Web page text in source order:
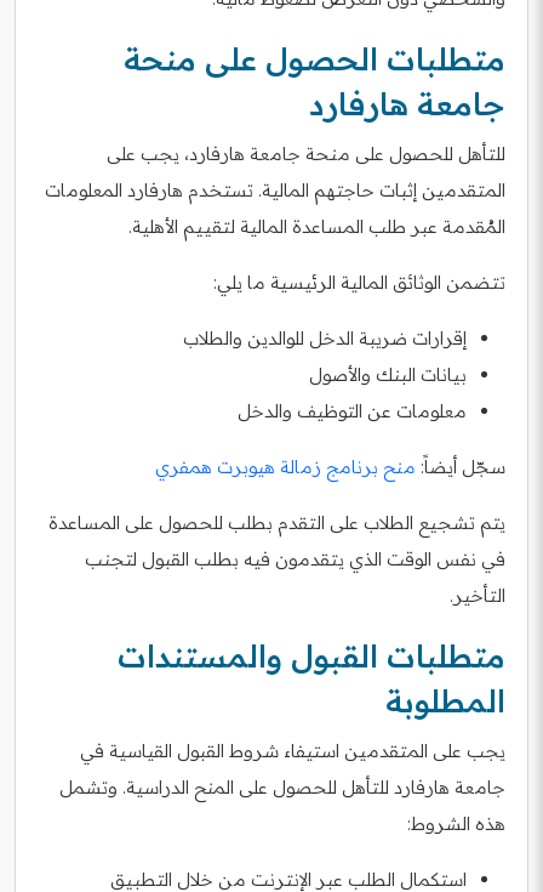
متطلبات الحصول على منحة
جامعة هارفارد
للتأهل للحصول على منحة جامعة هارفارد، يجب على
المتقدمين إثبات حاجتهم المالية. تستخدم هارفارد المعلومات
المُقدمة عبر طلب المساعدة المالية لتقييم الأهلية.
تتضمن الوثائق المالية الرئيسية ما يلي:
إقرارات ضريبة الدخل للوالدين والطلاب
بيانات البنك والأصول
معلومات عن التوظيف والدخل
سجّل أيضاً: منح برنامج زمالة هيوبرت همفري
يتم تشجيع الطلاب على التقدم بطلب للحصول على المساعدة
في نفس الوقت الذي يتقدمون فيه بطلب القبول لتجنب
التأخير.
متطلبات القبول والمستندات
المطلوبة
يجب على المتقدمين استيفاء شروط القبول القياسية في
جامعة هارفارد للتأهل للحصول على المنح الدراسية. وتشمل
هذه الشروط:
استكمال الطلب عبر الإنترنت من خلال التطبيق